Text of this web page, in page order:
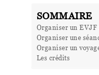
SOMMAIRE
Organiser un EVJF
Organiser une
Organiser un
Les crédits